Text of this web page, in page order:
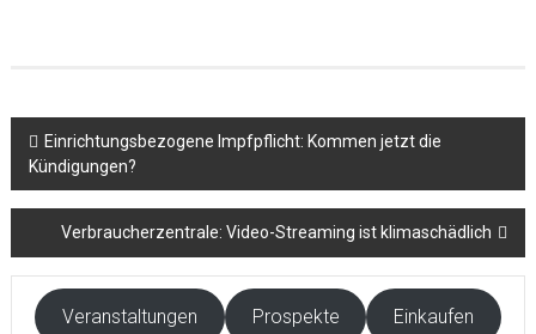
Beitragsnavigation
Einrichtungsbezogene Impfpflicht: Kommen jetzt die
Kündigungen?
Verbraucherzentrale: Video-Streaming ist klimaschädlich
Veranstaltungen Prospekte Einkaufen